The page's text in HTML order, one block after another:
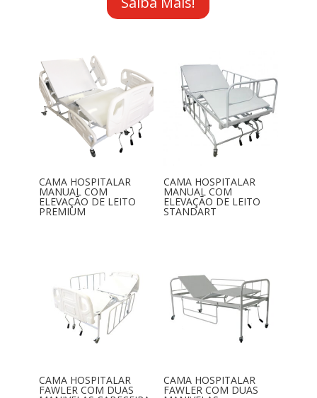
CAMA HOSPITALAR
MANUAL COM
ELEVAÇÃO DE LEITO
PREMIUM
CAMA HOSPITALAR
MANUAL COM
ELEVAÇÃO DE LEITO
STANDART
CAMA HOSPITALAR
FAWLER COM DUAS
CAMA HOSPITALAR
FAWLER COM DUAS